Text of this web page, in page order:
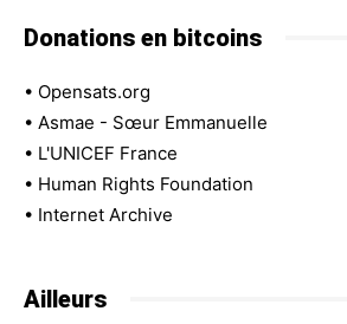
Donations en bitcoins
• Opensats.org
• Asmae - Sœur Emmanuelle
• L'UNICEF France
• Human Rights Foundation
• Internet Archive
Ailleurs